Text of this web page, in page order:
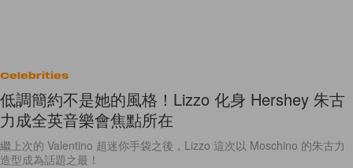
Celebrities
低調簡約不是她的風格！Lizzo 化身 Hershey 朱古
力成全英音樂會焦點所在
繼上次的 Valentino 超迷你手袋之後，Lizzo 這次以 Moschino 的朱古力
造型成為話題之最！